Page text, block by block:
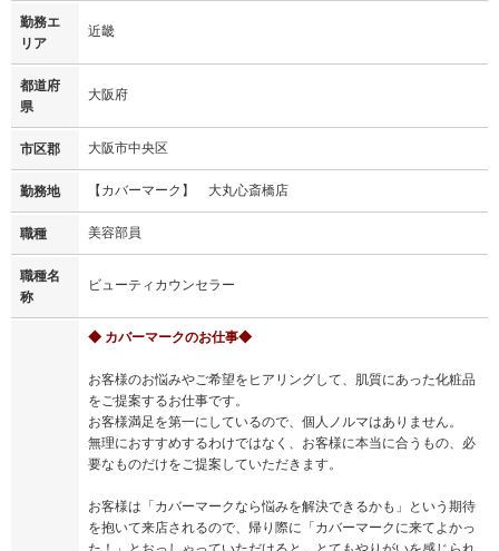
勤務エ
リア
近畿
都道府
県
大阪府
市区郡 大阪市中央区
勤務地 【カバーマーク】 大丸心斎橋店
職種 美容部員
職種名
称
ビューティカウンセラー
◆ カバーマークのお仕事◆
お客様のお悩みやご希望をヒアリングして、肌質にあった化粧品
をご提案するお仕事です。
お客様満足を第一にしているので、個人ノルマはありません。
無理におすすめするわけではなく、お客様に本当に合うもの、必
要なものだけをご提案していただきます。
お客様は「カバーマークなら悩みを解決できるかも」という期待
を抱いて来店されるので、帰り際に「カバーマークに来てよかっ